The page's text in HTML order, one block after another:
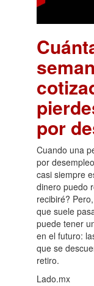
por
Cuando una
por
casi siempre
dinero puedo
recibiré?
que suele
puede tener
en el futuro:
que se
retiro.
Lado.mx